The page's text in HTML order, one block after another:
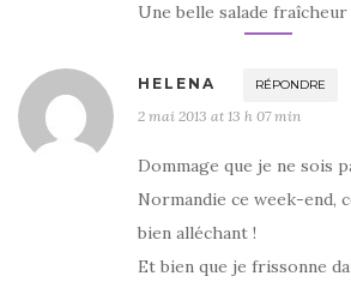
Une belle salade fraîcheur
HELENA RÉPONDRE
2 mai 2013 at 13 h 07 min
Dommage que je ne sois
Normandie ce week-end,
bien alléchant !
Et bien que je frissonne